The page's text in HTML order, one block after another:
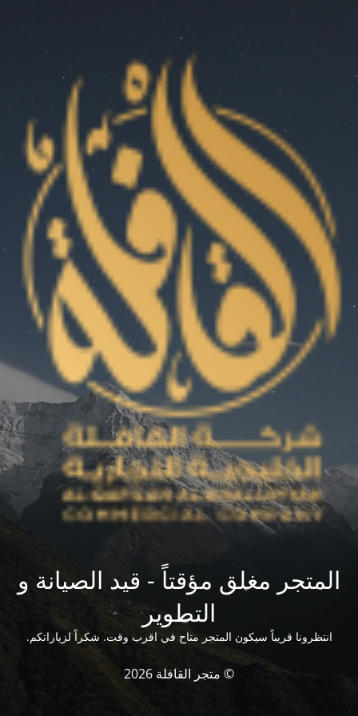
المتجر مغلق مؤقتاً - قيد الصيانة و
التطوير
انتظرونا قريباً سيكون المتجر متاح في اقرب وقت. شكراً لزياراتكم.
© متجر القافلة 2026